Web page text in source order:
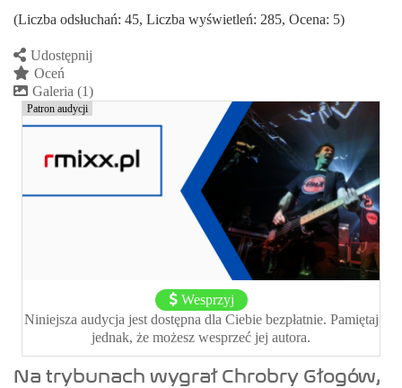
(Liczba odsłuchań: 45, Liczba wyświetleń: 285, Ocena: 5)
Udostępnij
Oceń
Galeria (1)
Patron audycji
Wesprzyj
Niniejsza audycja jest dostępna dla Ciebie bezpłatnie. Pamiętaj
jednak, że możesz wesprzeć jej autora.
Na trybunach wygrał Chrobry Głogów,